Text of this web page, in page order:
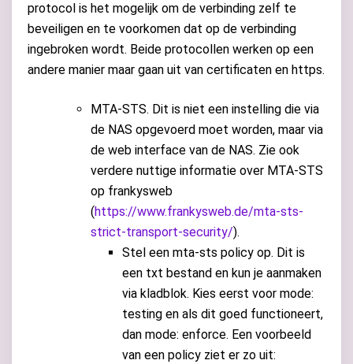
protocol is het mogelijk om de verbinding zelf te
beveiligen en te voorkomen dat op de verbinding
ingebroken wordt. Beide protocollen werken op een
andere manier maar gaan uit van certificaten en https.
MTA-STS. Dit is niet een instelling die via
de NAS opgevoerd moet worden, maar via
de web interface van de NAS. Zie ook
verdere nuttige informatie over MTA-STS
op frankysweb
(https://www.frankysweb.de/mta-sts-
strict-transport-security/).
Stel een mta-sts policy op. Dit is
een txt bestand en kun je aanmaken
via kladblok. Kies eerst voor mode:
testing en als dit goed functioneert,
dan mode: enforce. Een voorbeeld
van een policy ziet er zo uit: